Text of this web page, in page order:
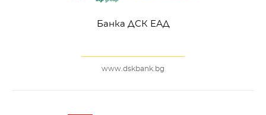
Банка ДСК ЕАД
www.dskbank.bg